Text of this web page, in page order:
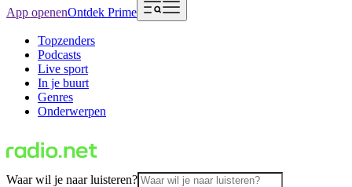
App openenOntdek Prime
Topzenders
Podcasts
Live sport
In je buurt
Genres
Onderwerpen
Waar wil je naar luisteren?